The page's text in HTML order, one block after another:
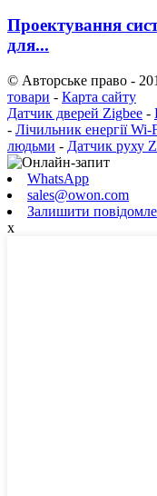
Проектування
для...
© Авторське право -
товари - Карта сайту
Датчик дверей Zigbee -
- Лічильник енергії Wi-
людьми - Датчик руху
WhatsApp
sales@owon.com
Залишити
x